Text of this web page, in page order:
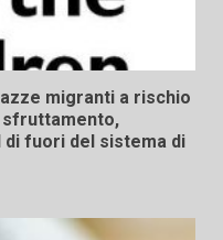
migranti a rischio
sfruttamento,
fuori del sistema di